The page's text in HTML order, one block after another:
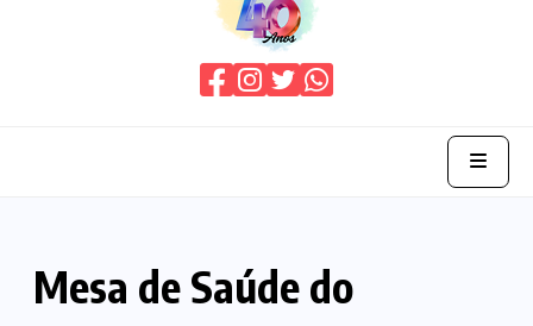
O Sindicato
Mesa de Saúde do